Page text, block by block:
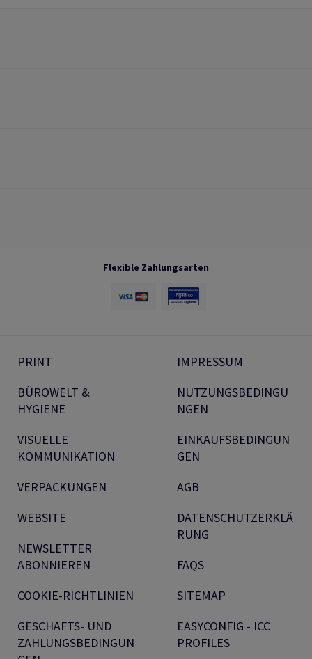
Flexible Zahlungsarten
PRINT
BÜROWELT &
HYGIENE
VISUELLE
KOMMUNIKATION
VERPACKUNGEN
WEBSITE
NEWSLETTER
ABONNIEREN
COOKIE-RICHTLINIEN
GESCHÄFTS- UND
ZAHLUNGSBEDINGUN
IMPRESSUM
NUTZUNGSBEDINGU
NGEN
EINKAUFSBEDINGUN
GEN
AGB
DATENSCHUTZERKLÄ
RUNG
FAQS
SITEMAP
EASYCONFIG - ICC
PROFILES